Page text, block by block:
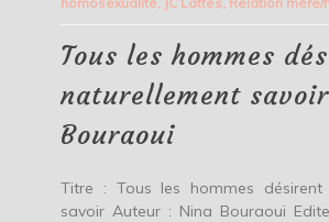
–
Tous les hommes
naturellement
Bouraoui
Titre : Tous les hommes désirent
savoir Auteur : Nina Bouraoui